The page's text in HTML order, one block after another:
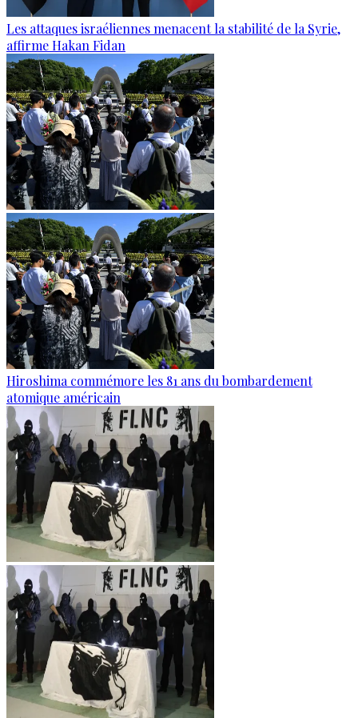
Les attaques israéliennes menacent la stabilité de la Syrie,
affirme Hakan Fidan
Hiroshima commémore les 81 ans du bombardement
atomique américain